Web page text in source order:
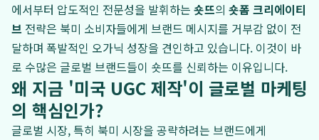
에서부터 압도적인 전문성을 발휘하는 숏뜨의 숏폼 크리에이티
브 전략은 북미 소비자들에게 브랜드 메시지를 거부감 없이 전
달하며 폭발적인 오가닉 성장을 견인하고 있습니다. 이것이 바
로 수많은 글로벌 브랜드들이 숏뜨를 신뢰하는 이유입니다.
왜 지금 '미국 UGC 제작'이 글로벌 마케팅
의 핵심인가?
글로벌 시장, 특히 북미 시장을 공략하려는 브랜드에게